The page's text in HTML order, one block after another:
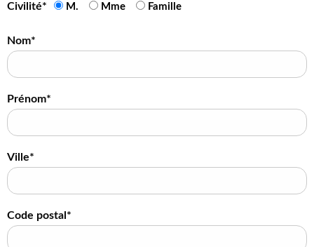
Civilité* M. Mme Famille
Nom*
Prénom*
Ville*
Code postal*